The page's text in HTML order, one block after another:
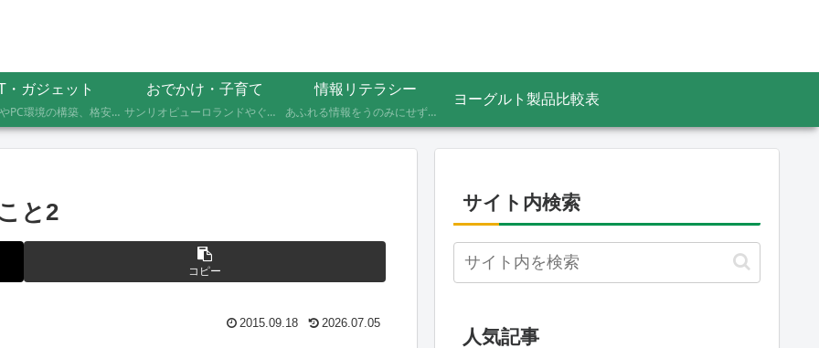
・ガジェット
自作PCやPC環境の構築、格安SIMへのMNP乗り換え、便利なソフト・サービスの活用記録です。製品の型番や設定手順、つまずいたポイントまで具体的に記載していますので、同じことをしたい方の参考になれば幸いです。
おでかけ・子育て
サンリオピューロランドやぐりんぱなど、未就学児2人を連れて実際に行ったスポットの体験レポートです。株主優待や割引券でお得に楽しむ方法、子連れならではの持ち物や注意点もあわせて記録しています。
情報リテラシー
あふれる情報をうのみにせず、「これってほんと？」と一度立ち止まって見極めるための考え方を記録しています。ニュースの裏の読み解き方、詐欺やデマへの向き合い方など、サイト名「HONTO.NET」の原点となるテーマです。
ヨーグルト製品比較表
と2
コピー
2015.09.18 2026.07.05
サイト内検索
人気記事